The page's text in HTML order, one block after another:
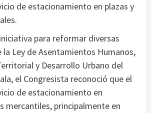
de estacionamiento en plazas y
para reformar diversas
la Ley de Asentamientos Humanos,
y Desarrollo Urbano del
el Congresista reconoció que el
de estacionamiento en
mercantiles, principalmente en